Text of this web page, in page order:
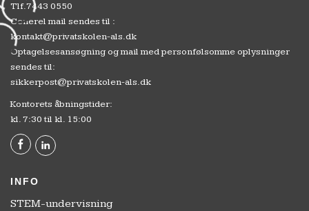
Tlf.7443 0550
Generel mail sendes til :
kontakt@privatskolen-als.dk
Optagelsesansøgning og mail med personfølsomme oplysninger
sendes til:
sikkerpost@privatskolen-als.dk
Kontorets åbningstider:
kl. 7:30 til kl. 15:00
INFO
STEM-undervisning